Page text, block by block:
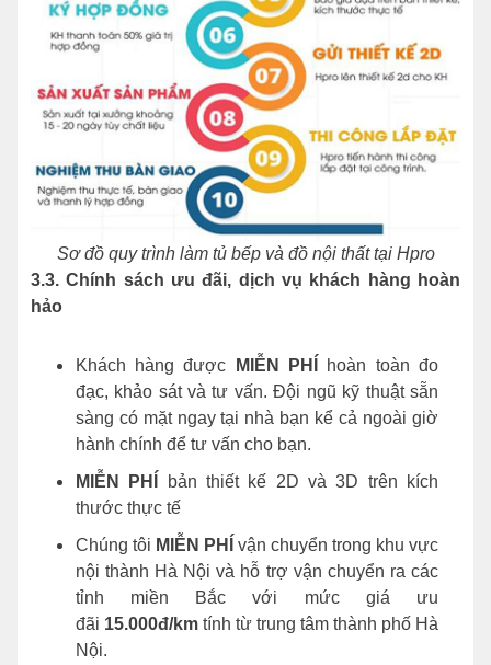
Sơ đồ quy trình làm tủ bếp và đồ nội thất tại Hpro
3.3. Chính sách ưu đãi, dịch vụ khách hàng hoàn
hảo
Khách hàng được MIỄN PHÍ
hoàn toàn đo
đạc, khảo sát và tư vấn. Đội ngũ kỹ thuật sẵn
sàng có mặt ngay tại nhà bạn kể cả ngoài giờ
hành chính để tư vấn cho bạn.
MIỄN PHÍ
bản thiết kế 2D và 3D trên kích
thước thực tế
Chúng tôi MIỄN PHÍ
vận chuyển trong khu vực
nội thành Hà Nội và hỗ trợ vận chuyển ra các
tỉnh miền Bắc với mức giá ưu
đãi 15.000đ/km tính từ trung tâm thành phố Hà
Nội.